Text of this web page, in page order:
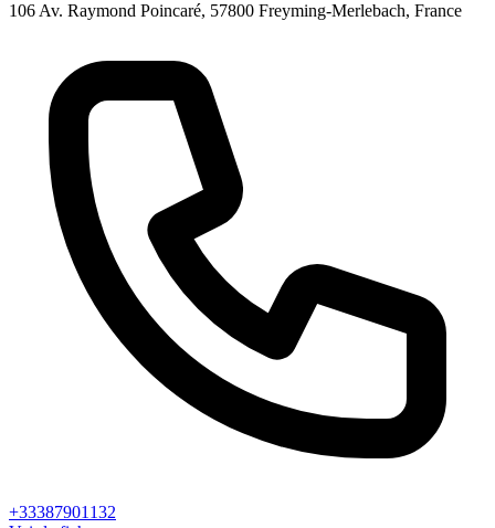
106 Av. Raymond Poincaré, 57800 Freyming-Merlebach, France
+33387901132